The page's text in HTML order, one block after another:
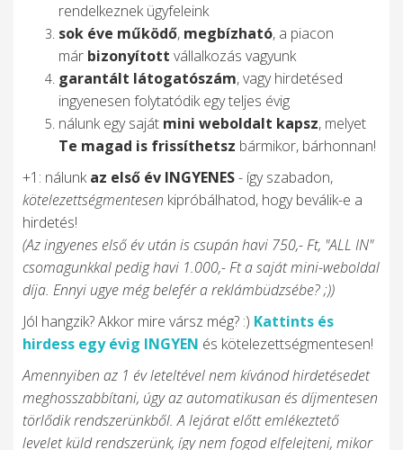
rendelkeznek ügyfeleink
sok éve működő, megbízható, a piacon
már bizonyított vállalkozás vagyunk
garantált látogatószám, vagy hirdetésed
ingyenesen folytatódik egy teljes évig
nálunk egy saját mini weboldalt kapsz, melyet
Te magad is frissíthetsz bármikor, bárhonnan!
+1: nálunkaz első év INGYENES- így szabadon,
kötelezettségmentesen kipróbálhatod, hogy beválik-e a
hirdetés!
(Az ingyenes első év után is csupán havi 750,- Ft, "ALL IN"
csomagunkkal pedig havi 1.000,- Ft a saját mini-weboldal
díja. Ennyi ugye még belefér a reklámbüdzsébe? ;))
Jól hangzik? Akkor mire vársz még? :) Kattints és
hirdess egy évig INGYEN és kötelezettségmentesen!
Amennyiben az 1 év leteltével nem kívánod hirdetésedet
meghosszabbítani, úgy az automatikusan és díjmentesen
törlődik rendszerünkből. A lejárat előtt emlékeztető
levelet küld rendszerünk, így nem fogod elfelejteni, mikor